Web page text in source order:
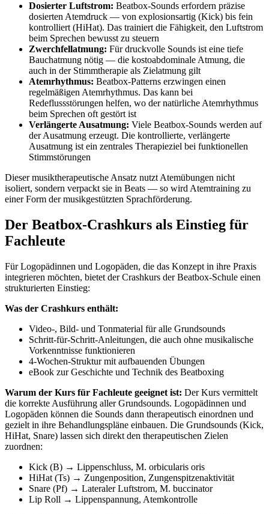
Dosierter Luftstrom: Beatbox-Sounds erfordern präzise
dosierten Atemdruck — von explosionsartig (Kick) bis fein
kontrolliert (HiHat). Das trainiert die Fähigkeit, den Luftstrom
beim Sprechen bewusst zu steuern
Zwerchfellatmung: Für druckvolle Sounds ist eine tiefe
Bauchatmung nötig — die kostoabdominale Atmung, die
auch in der Stimmtherapie als Zielatmung gilt
Atemrhythmus: Beatbox-Patterns erzwingen einen
regelmäßigen Atemrhythmus. Das kann bei
Redeflussstörungen helfen, wo der natürliche Atemrhythmus
beim Sprechen oft gestört ist
Verlängerte Ausatmung: Viele Beatbox-Sounds werden auf
der Ausatmung erzeugt. Die kontrollierte, verlängerte
Ausatmung ist ein zentrales Therapieziel bei funktionellen
Stimmstörungen
Dieser musiktherapeutische Ansatz nutzt Atemübungen nicht
isoliert, sondern verpackt sie in Beats — so wird Atemtraining zu
einer Form der musikgestützten Sprachförderung.
Der Beatbox-Crashkurs als Einstieg für
Fachleute
Für Logopädinnen und Logopäden, die das Konzept in ihre Praxis
integrieren möchten, bietet der Crashkurs der Beatbox-Schule einen
strukturierten Einstieg:
Was der Crashkurs enthält:
Video-, Bild- und Tonmaterial für alle Grundsounds
Schritt-für-Schritt-Anleitungen, die auch ohne musikalische
Vorkenntnisse funktionieren
4-Wochen-Struktur mit aufbauenden Übungen
eBook zur Geschichte und Technik des Beatboxing
Warum der Kurs für Fachleute geeignet ist: Der Kurs vermittelt
die korrekte Ausführung aller Grundsounds. Logopädinnen und
Logopäden können die Sounds dann therapeutisch einordnen und
gezielt in ihre Behandlungspläne einbauen. Die Grundsounds (Kick,
HiHat, Snare) lassen sich direkt den therapeutischen Zielen
zuordnen:
Kick (B) → Lippenschluss, M. orbicularis oris
HiHat (Ts) → Zungenposition, Zungenspitzenaktivität
Snare (Pf) → Lateraler Luftstrom, M. buccinator
Lip Roll → Lippenspannung, Atemkontrolle